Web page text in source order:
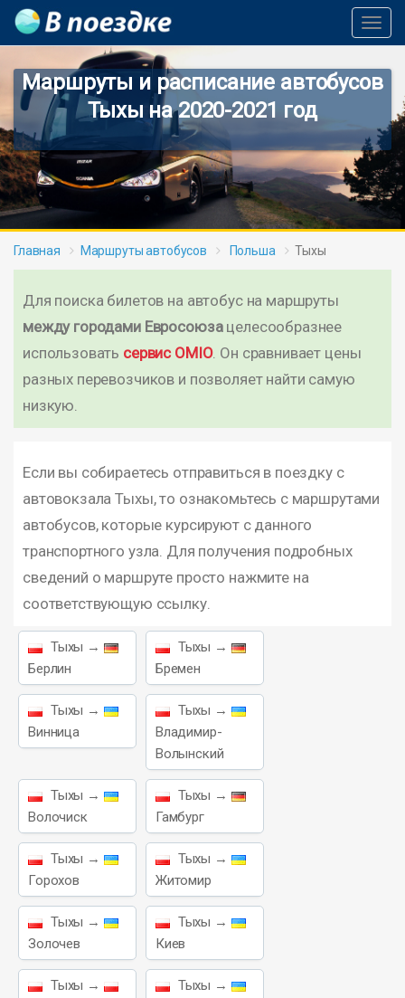
Маршруты и расписание автобусов
Тыхы на 2020-2021 год
Главная Маршруты автобусов Польша Тыхы
Для поиска билетов на автобус на маршруты
между городами Евросоюзацелесообразнее
использовать сервис OMIO. Он сравнивает цены
разных перевозчиков и позволяет найти самую
низкую.
Если вы собираетесь отправиться в поездку с
автовокзала Тыхы, то ознакомьтесь с маршрутами
автобусов, которые курсируют с данного
транспортного узла. Для получения подробных
сведений о маршруте просто нажмите на
соответствующую ссылку.
Тыхы →
Берлин
Тыхы →
Бремен
Тыхы →
Винница
Тыхы →
Владимир-
Волынский
Тыхы →
Волочиск
Тыхы →
Гамбург
Тыхы →
Горохов
Тыхы →
Житомир
Тыхы →
Золочев
Тыхы →
Киев
Тыхы →
Тыхы →